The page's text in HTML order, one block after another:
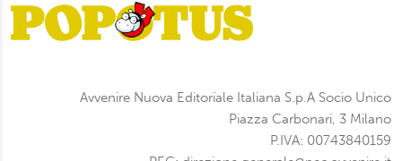
Avvenire Nuova Editoriale Italiana S.p.A Socio Unico
Piazza Carbonari, 3 Milano
P.IVA: 00743840159